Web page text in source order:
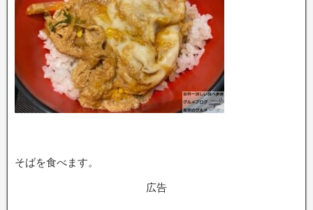
そばを食べます。
広告